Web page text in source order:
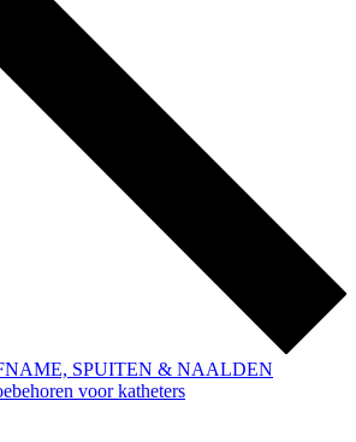
SPUITEN & NAALDEN
voor katheters